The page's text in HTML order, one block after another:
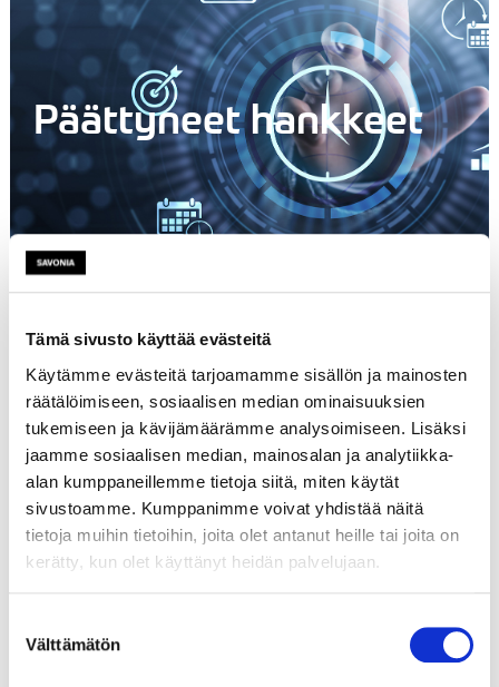
Tämä sivusto käyttää evästeitä
Käytämme evästeitä tarjoamamme sisällön ja mainosten
räätälöimiseen, sosiaalisen median ominaisuuksien
tukemiseen ja kävijämäärämme analysoimiseen. Lisäksi
jaamme sosiaalisen median, mainosalan ja analytiikka-
alan kumppaneillemme tietoja siitä, miten käytät
sivustoamme. Kumppanimme voivat yhdistää näitä
tietoja muihin tietoihin, joita olet antanut heille tai joita on
kerätty, kun olet käyttänyt heidän palvelujaan.
valinta
Välttämätön
Päättyneet hankkeet
Etusivu
Tutustu
Päättyneet hankkeet
Hankkeen tiedot
Nimi
Ilmastokriisi - alueellinen